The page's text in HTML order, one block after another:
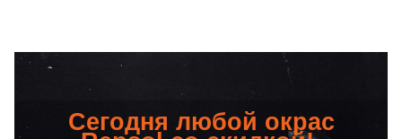
Сегодня любой окрас